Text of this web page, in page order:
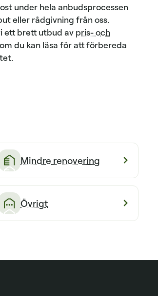
under hela anbudsprocessen
eller rådgivning från oss.
ett brett utbud av pris- och
du kan läsa för att förbereda
Mindre renovering
Övrigt